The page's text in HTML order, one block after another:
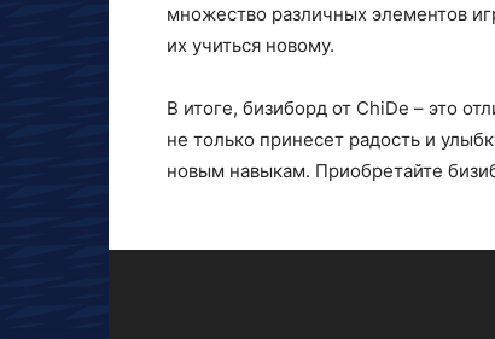
множество различных элементов
их учиться новому.
В итоге, бизиборд от ChiDe – это
не только принесет радость и
новым навыкам. Приобретайте